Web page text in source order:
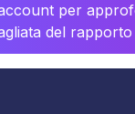
per
del